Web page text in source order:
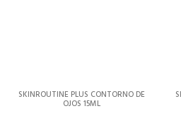
SKINROUTINE PLUS CONTORNO DE
OJOS 15ML